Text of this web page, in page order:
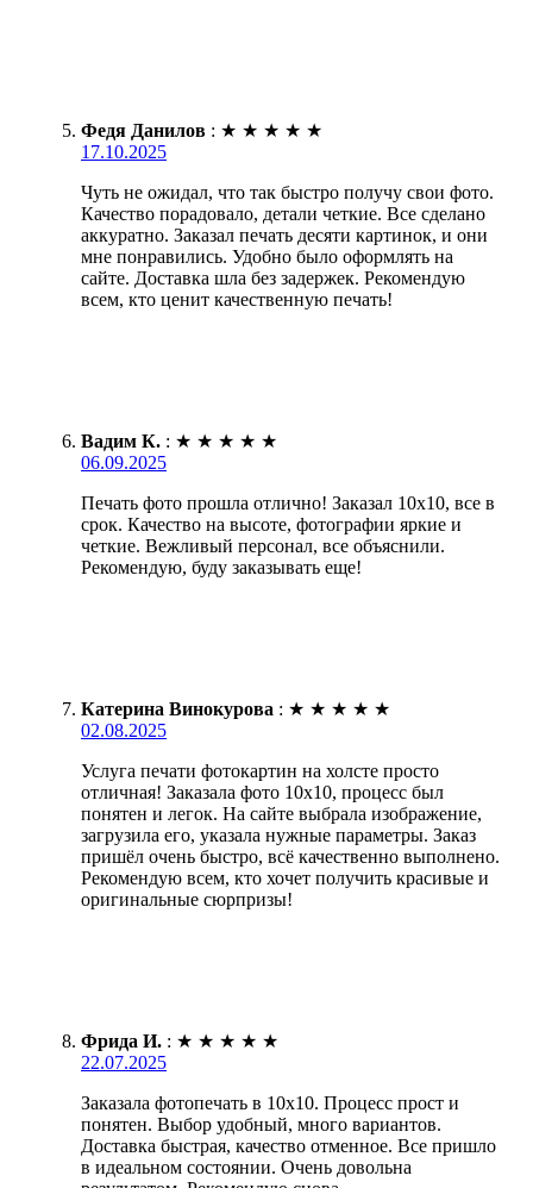
Федя Данилов : ★ ★ ★ ★ ★
17.10.2025
Чуть не ожидал, что так быстро получу свои фото.
Качество порадовало, детали четкие. Все сделано
аккуратно. Заказал печать десяти картинок, и они
мне понравились. Удобно было оформлять на
сайте. Доставка шла без задержек. Рекомендую
всем, кто ценит качественную печать!
Вадим К. : ★ ★ ★ ★ ★
06.09.2025
Печать фото прошла отлично! Заказал 10х10, все в
срок. Качество на высоте, фотографии яркие и
четкие. Вежливый персонал, все объяснили.
Рекомендую, буду заказывать еще!
Катерина Винокурова : ★ ★ ★ ★ ★
02.08.2025
Услуга печати фотокартин на холсте просто
отличная! Заказала фото 10х10, процесс был
понятен и легок. На сайте выбрала изображение,
загрузила его, указала нужные параметры. Заказ
пришёл очень быстро, всё качественно выполнено.
Рекомендую всем, кто хочет получить красивые и
оригинальные сюрпризы!
Фрида И. : ★ ★ ★ ★ ★
22.07.2025
Заказала фотопечать в 10х10. Процесс прост и
понятен. Выбор удобный, много вариантов.
Доставка быстрая, качество отменное. Все пришло
в идеальном состоянии. Очень довольна